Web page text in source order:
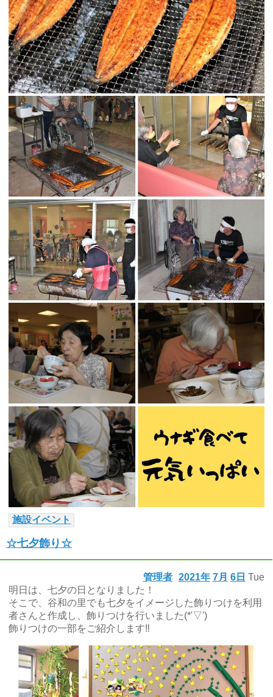
施設イベント
☆七夕飾り☆
2021年 7月 6日 Tue
管理者
明日は、七夕の日となりました！
そこで、谷和の里でも七夕をイメージした飾りつけを利用
者さんと作成し、飾りつけを行いました(*'▽')
飾りつけの一部をご紹介します‼